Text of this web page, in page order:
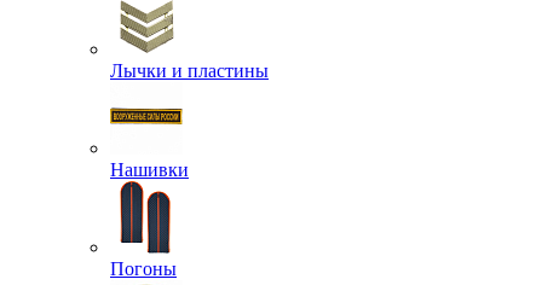
Лычки и пластины
Нашивки
Погоны